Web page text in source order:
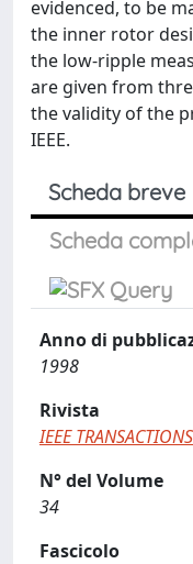
evidenced, to be
the inner rotor
the low-ripple
are given from
the validity of the
IEEE.
Scheda breve
Scheda
Anno di
1998
Rivista
IEEE
N° del Volume
34
Fascicolo